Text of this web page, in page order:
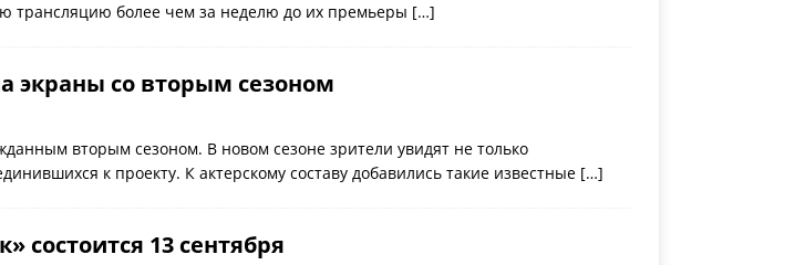
трансляцию более чем за неделю до их премьеры […]
экраны со вторым сезоном
вторым сезоном. В новом сезоне зрители увидят не только
к проекту. К актерскому составу добавились такие известные […]
состоится 13 сентября